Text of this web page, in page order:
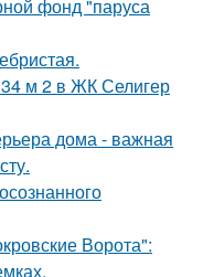
фонд "паруса
м 2 в ЖК Селигер
дома - важная
Ворота":